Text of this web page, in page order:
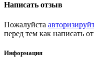
Написать отзыв
Пожалуйста
перед тем как написать
Информация